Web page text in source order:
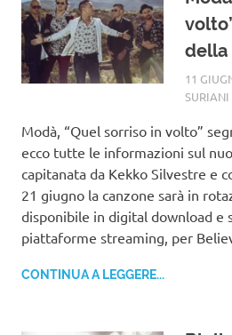
della
11
SURIANI
Modà, “Quel sorriso in volto”
ecco tutte le informazioni sul
capitanata da Kekko Silvestre e
21 giugno la canzone sarà in
disponibile in digital download e
piattaforme streaming, per
CONTINUA A LEGGERE...